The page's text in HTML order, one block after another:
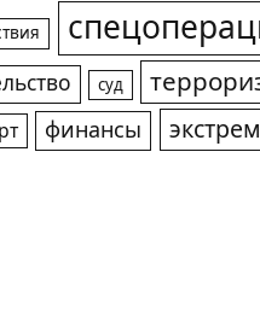
суд
финансы